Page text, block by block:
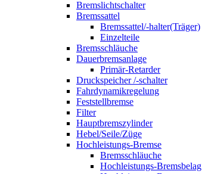
Bremslichtschalter
Bremssattel
Bremssattel/-halter(Träger)
Einzelteile
Bremsschläuche
Dauerbremsanlage
Primär-Retarder
Druckspeicher /-schalter
Fahrdynamikregelung
Feststellbremse
Filter
Hauptbremszylinder
Hebel/Seile/Züge
Hochleistungs-Bremse
Bremsschläuche
Hochleistungs-Bremsbelag